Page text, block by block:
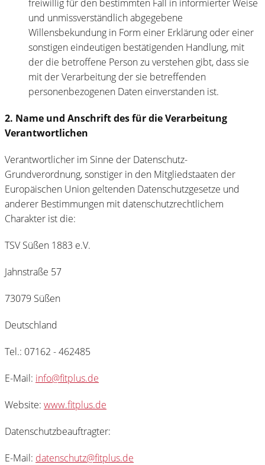
freiwillig für den bestimmten Fall in informierter Weise
und unmissverständlich abgegebene
Willensbekundung in Form einer Erklärung oder einer
sonstigen eindeutigen bestätigenden Handlung, mit
der die betroffene Person zu verstehen gibt, dass sie
mit der Verarbeitung der sie betreffenden
personenbezogenen Daten einverstanden ist.
2. Name und Anschrift des für die Verarbeitung
Verantwortlichen
Verantwortlicher im Sinne der Datenschutz-
Grundverordnung, sonstiger in den Mitgliedstaaten der
Europäischen Union geltenden Datenschutzgesetze und
anderer Bestimmungen mit datenschutzrechtlichem
Charakter ist die:
TSV Süßen 1883 e.V.
Jahnstraße 57
73079 Süßen
Deutschland
Tel.: 07162 - 462485
E-Mail: info@fitplus.de
Website: www.fitplus.de
Datenschutzbeauftragter:
E-Mail: datenschutz@fitplus.de